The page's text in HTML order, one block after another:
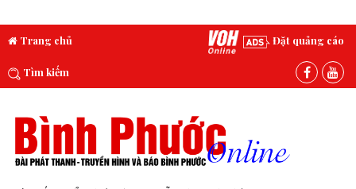
Trang chủ Đặt quảng cáo
Tìm kiếm